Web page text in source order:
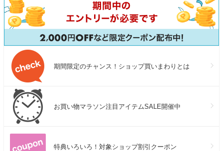
期間限定のチャンス！ショップ買いまわりとは
お買い物マラソン注目アイテムSALE開催中
特典いろいろ！対象ショップ割引クーポン